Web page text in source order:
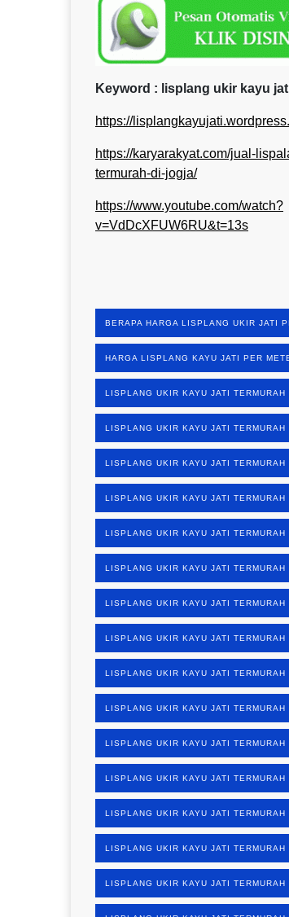
Keyword : lisplang ukir kayu
https://
https://karyarakyat.com/jual-
termurah-di-jogja/
https://www.youtube.com/watch?
v=VdDcXFUW6RU&t=13s
BERAPA HARGA LISPLANG UKIR JATI
HARGA LISPLANG KAYU JATI PER
LISPLANG UKIR KAYU JATI TERMURAH
LISPLANG UKIR KAYU JATI TERMURAH
LISPLANG UKIR KAYU JATI TERMURAH
LISPLANG UKIR KAYU JATI
LISPLANG UKIR KAYU JATI TERMURAH
LISPLANG UKIR KAYU JATI TERMURAH
LISPLANG UKIR KAYU JATI TERMURAH
LISPLANG UKIR KAYU JATI TERMURAH
LISPLANG UKIR KAYU JATI TERMURAH
LISPLANG UKIR KAYU JATI TERMURAH
LISPLANG UKIR KAYU JATI TERMURAH
LISPLANG UKIR KAYU JATI TERMURAH
LISPLANG UKIR KAYU JATI TERMURAH
LISPLANG UKIR KAYU JATI TERMURAH
LISPLANG UKIR KAYU JATI TERMURAH